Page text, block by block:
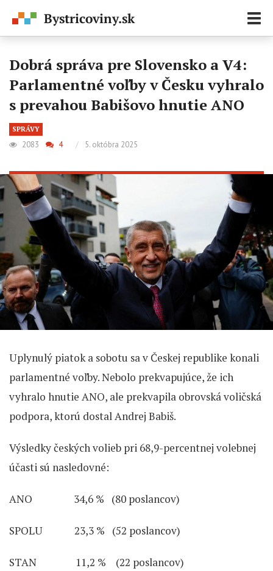
Dobrá správa pre Slovensko a V4:
Parlamentné voľby v Česku vyhralo
s prevahou Babišovo hnutie ANO
SPRÁVY
2083 4 / 5. októbra 2025
Uplynulý piatok a sobotu sa v Českej republike konali
parlamentné voľby. Nebolo prekvapujúce, že ich
vyhralo hnutie ANO, ale prekvapila obrovská voličská
podpora, ktorú dostal Andrej Babiš.
Výsledky českých volieb pri 68,9-percentnej volebnej
účasti sú nasledovné:
ANO 34,6 % (80 poslancov)
SPOLU 23,3 % (52 poslancov)
STAN 11,2 % (22 poslancov)